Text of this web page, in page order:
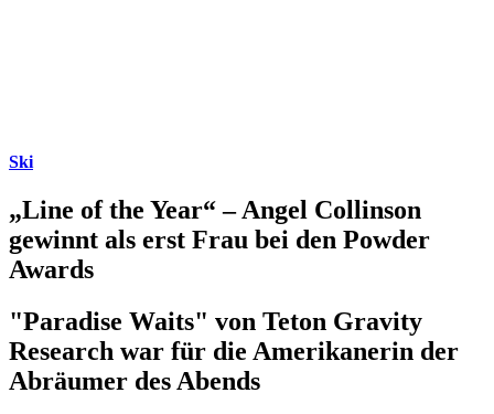
Ski
„Line of the Year“ – Angel Collinson
gewinnt als erst Frau bei den Powder
Awards
"Paradise Waits" von Teton Gravity
Research war für die Amerikanerin der
Abräumer des Abends